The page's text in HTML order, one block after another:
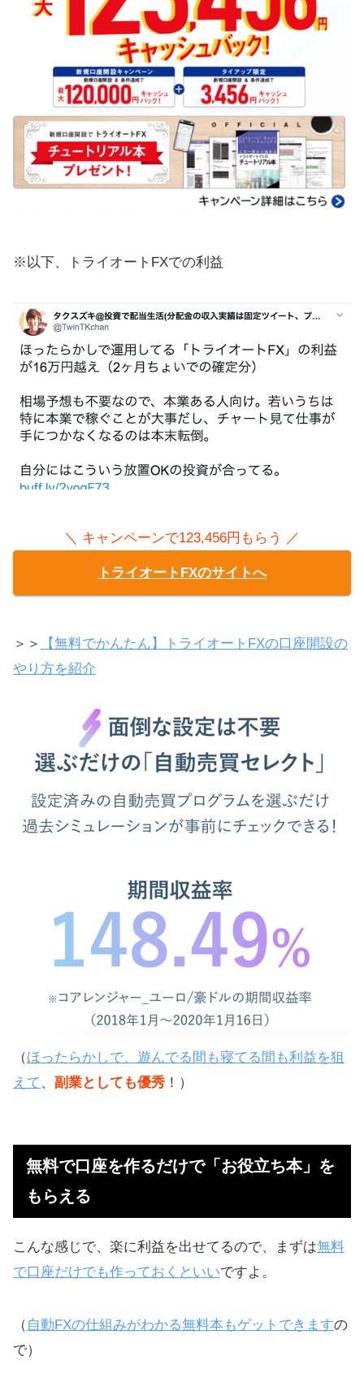
※以下、トライオートFXでの利益
＼ キャンペーンで123,456円もらう ／
トライオートFXのサイトへ
＞＞
【無料でかんたん】トライオートFXの口座開設の
やり方を紹介
（ほったらかしで、遊んでる間も寝てる間も利益を狙
えて 、 副業としても優秀 ！）
無料で口座を作るだけで「お役立ち本」を
もらえる
こんな感じで、楽に利益を出せてるので、まずは無料
で口座だけでも作っておくといいですよ。
（ 自動FXの仕組みがわかる無料本もゲットできますの
で）